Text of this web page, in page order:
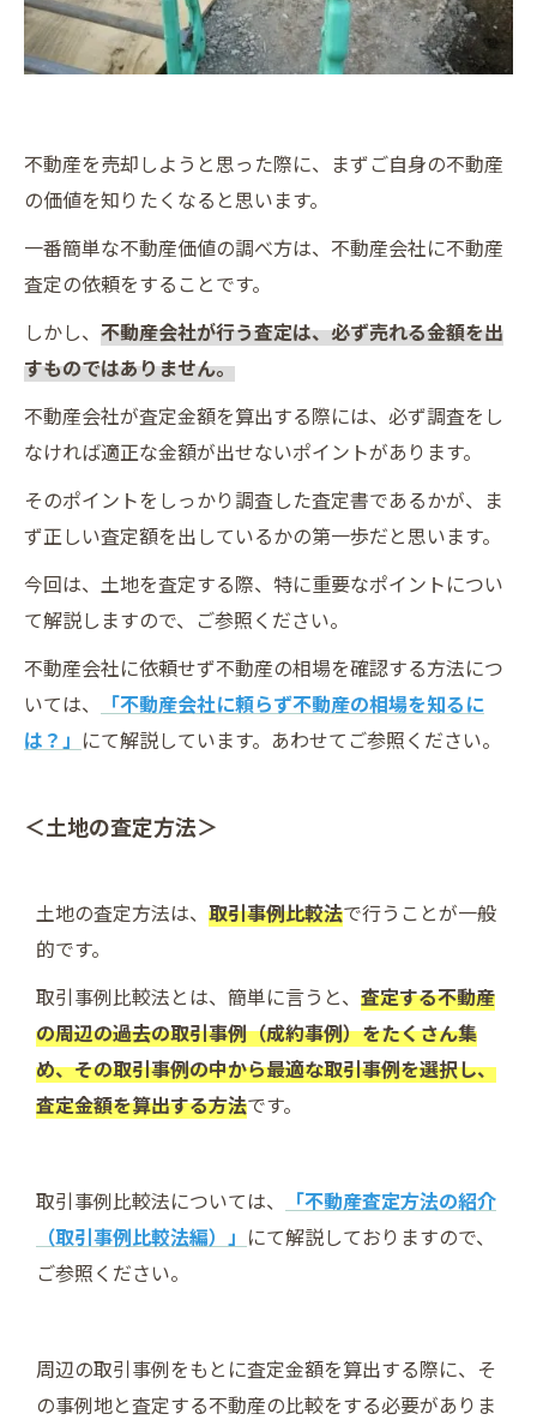
不動産を売却しようと思った際に、まずご自身の不動産
の価値を知りたくなると思います。
一番簡単な不動産価値の調べ方は、不動産会社に不動産
査定の依頼をすることです。
しかし、 不動産会社が行う査定は、必ず売れる金額を出
すものではありません。
不動産会社が査定金額を算出する際には、必ず調査をし
なければ適正な金額が出せないポイントがあります。
そのポイントをしっかり調査した査定書であるかが、ま
ず正しい査定額を出しているかの第一歩だと思います。
今回は、土地を査定する際、特に重要なポイントについ
て解説しますので、ご参照ください。
不動産会社に依頼せず不動産の相場を確認する方法につ
いては、
「不動産会社に頼らず不動産の相場を知るに
は？」 にて解説しています。あわせてご参照ください。
＜土地の査定方法＞
土地の査定方法は、 取引事例比較法で行うことが一般
的です。
取引事例比較法とは、簡単に言うと、 査定する不動産
の周辺の過去の取引事例（成約事例）をたくさん集
め、その取引事例の中から最適な取引事例を選択し、
査定金額を算出する方法です。
取引事例比較法については、
「不動産査定方法の紹介
（取引事例比較法編）」 にて解説しておりますので、
ご参照ください。
周辺の取引事例をもとに査定金額を算出する際に、そ
の事例地と査定する不動産の比較をする必要がありま